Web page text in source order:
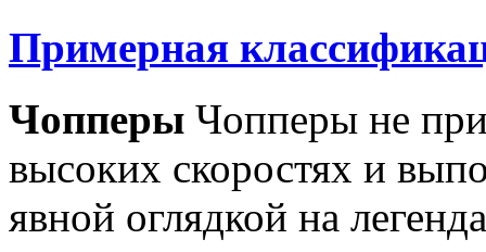
Примерная
Чопперы Чопперы не
высоких скоростях и
явной оглядкой на